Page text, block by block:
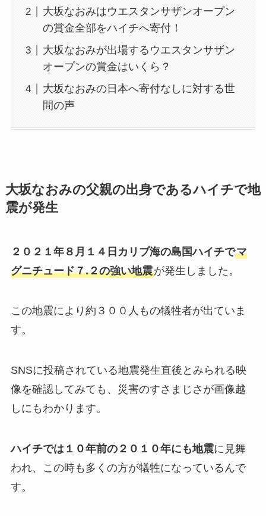
大坂なおみはウエスタンサザンオープン
の賞金全部をハイチへ寄付！
大坂なおみが出場するウエスタンサザン
オープンの賞金はいくら？
大坂なおみの日本へ寄付なしに対する世
間の声
大坂なおみの父親の出身であるハイチで地
震が発生
２０２１年８月１４日カリブ海の島国ハイチでマ
グニチュード７.２の強い地震が発生しました。
この地震により約３００人もの犠牲者が出ていま
す。
SNSに投稿されている地震発生直後とみられる映
像を確認してみても、災害のすさまじさが画像越
しにもわかります。
ハイチでは１０年前の２０１０年にも地震に見舞
われ、この時も多くの方が犠牲になっているんで
す。